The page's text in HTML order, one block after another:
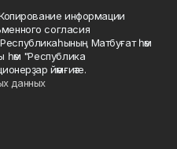
информации
согласия
Матбуғат һәм
һәм "Республика
йәмғиәте.
данных